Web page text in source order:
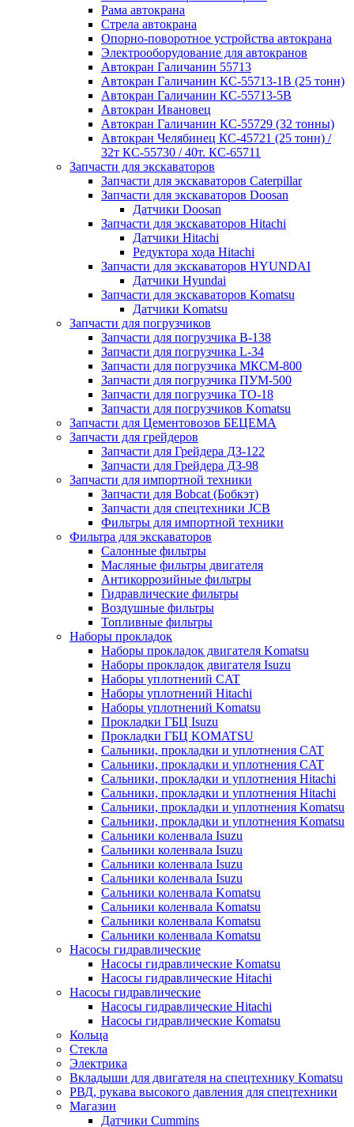
Рама автокрана
Стрела автокрана
Опорно-поворотное устройства автокрана
Электрооборудование для автокранов
Автокран Галичанин 55713
Автокран Галичанин КС-55713-1В (25 тонн)
Автокран Галичанин КС-55713-5В
Автокран Ивановец
Автокран Галичанин КС-55729 (32 тонны)
Автокран Челябинец КС-45721 (25 тонн) /
32т КС-55730 / 40т. КС-65711
Запчасти для экскаваторов
Запчасти для экскаваторов Caterpillar
Запчасти для экскаваторов Doosan
Датчики Doosan
Запчасти для экскаваторов Hitachi
Датчики Hitachi
Редуктора хода Hitachi
Запчасти для экскаваторов HYUNDAI
Датчики Hyundai
Запчасти для экскаваторов Komatsu
Датчики Komatsu
Запчасти для погрузчиков
Запчасти для погрузчика B-138
Запчасти для погрузчика L-34
Запчасти для погрузчика МКСМ-800
Запчасти для погрузчика ПУМ-500
Запчасти для погрузчика ТО-18
Запчасти для погрузчиков Komatsu
Запчасти для Цементовозов БЕЦЕМА
Запчасти для грейдеров
Запчасти для Грейдера ДЗ-122
Запчасти для Грейдера ДЗ-98
Запчасти для импортной техники
Запчасти для Bobcat (Бобкэт)
Запчасти для спецтехники JCB
Фильтры для импортной техники
Фильтра для экскаваторов
Салонные фильтры
Масляные фильтры двигателя
Антикоррозийные фильтры
Гидравлические фильтры
Воздушные фильтры
Топливные фильтры
Наборы прокладок
Наборы прокладок двигателя Komatsu
Наборы прокладок двигателя Isuzu
Наборы уплотнений CAT
Наборы уплотнений Hitachi
Наборы уплотнений Komatsu
Прокладки ГБЦ Isuzu
Прокладки ГБЦ KOMATSU
Сальники, прокладки и уплотнения CAT
Сальники, прокладки и уплотнения CAT
Сальники, прокладки и уплотнения Hitachi
Сальники, прокладки и уплотнения Hitachi
Сальники, прокладки и уплотнения Komatsu
Сальники, прокладки и уплотнения Komatsu
Сальники коленвала Isuzu
Сальники коленвала Isuzu
Сальники коленвала Isuzu
Сальники коленвала Isuzu
Сальники коленвала Komatsu
Сальники коленвала Komatsu
Сальники коленвала Komatsu
Сальники коленвала Komatsu
Насосы гидравлические
Насосы гидравлические Komatsu
Насосы гидравлические Hitachi
Насосы гидравлические
Насосы гидравлические Hitachi
Насосы гидравлические Komatsu
Кольца
Стекла
Электрика
Вкладыши для двигателя на спецтехнику Komatsu
РВД, рукава высокого давления для спецтехники
Магазин
Датчики Cummins